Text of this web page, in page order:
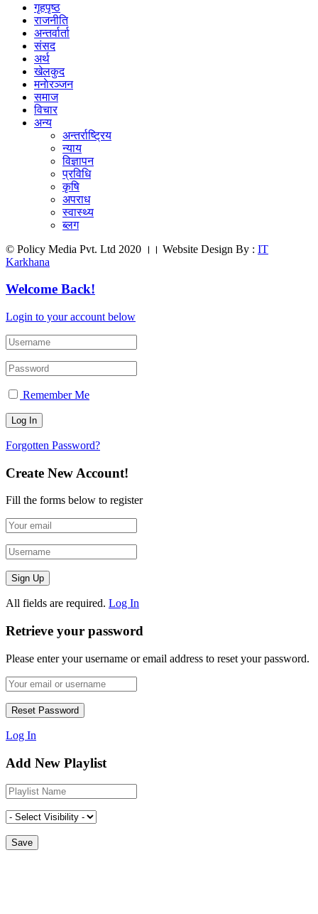
गृहपृष्ठ
राजनीति
अन्तर्वार्ता
संसद
अर्थ
खेलकुद
मनाेरञ्जन
समाज
विचार
अन्य
अन्तर्राष्ट्रिय
न्याय
विज्ञापन
प्रविधि
कृषि
अपराध
स्वास्थ्य
ब्लग
© Policy Media Pvt. Ltd 2020 ।। Website Design By : IT
Karkhana
Welcome Back!
Login to your account below
Remember Me
Forgotten Password?
Create New Account!
Fill the forms below to register
All fields are required. Log In
Retrieve your password
Please enter your username or email address to reset your password.
Log In
Add New Playlist